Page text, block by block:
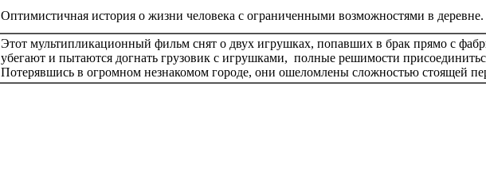
Оптимистичная история о жизни человека с ограниченными возможностями в деревне.
Этот мультипликационный фильм снят о двух игрушках, попавших в брак прямо с
убегают и пытаются догнать грузовик с игрушками, полные решимости
Потерявшись в огромном незнакомом городе, они ошеломлены сложностью стоящей